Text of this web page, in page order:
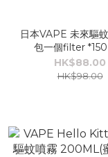
日本VAPE 未來驅
包一個filter *150
HK$88.00
HK$98.00